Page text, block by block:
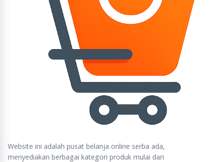
Website ini adalah pusat belanja online serba ada,
menyediakan berbagai kategori produk mulai dari